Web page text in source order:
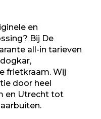
en
Bij De
all-in tarieven
frietkraam. Wij
door heel
en Utrecht tot